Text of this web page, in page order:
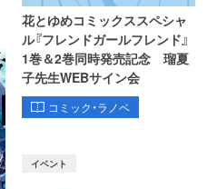
花とゆめコミックススペシャ
ル『フレンドガールフレンド』
1巻＆2巻同時発売記念 瑠夏
子先生WEBサイン会
コミック・ラノベ
イベント